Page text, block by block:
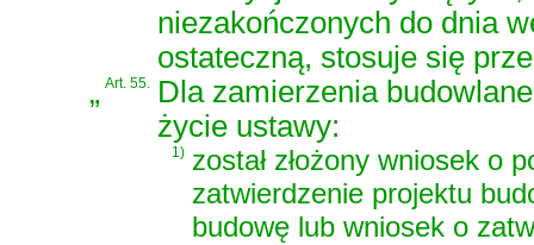
niezakończonych do dnia
ostateczną, stosuje się
„Art. 55. Dla zamierzenia
życie ustawy:
1) został złożony wniosek o
zatwierdzenie projektu
budowę lub wniosek o